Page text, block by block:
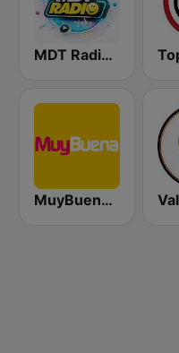
MDT Radio Valencia
MuyBuena Valencia